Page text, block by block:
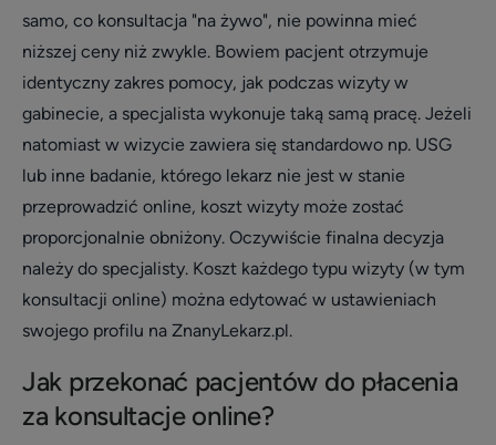
samo, co konsultacja "na żywo", nie powinna mieć
niższej ceny niż zwykle. Bowiem pacjent otrzymuje
identyczny zakres pomocy, jak podczas wizyty w
gabinecie, a specjalista wykonuje taką samą pracę. Jeżeli
natomiast w wizycie zawiera się standardowo np. USG
lub inne badanie, którego lekarz nie jest w stanie
przeprowadzić online, koszt wizyty może zostać
proporcjonalnie obniżony. Oczywiście finalna decyzja
należy do specjalisty. Koszt każdego typu wizyty (w tym
konsultacji online) można edytować w ustawieniach
swojego profilu na ZnanyLekarz.pl.
Jak przekonać pacjentów do płacenia
za konsultacje online?